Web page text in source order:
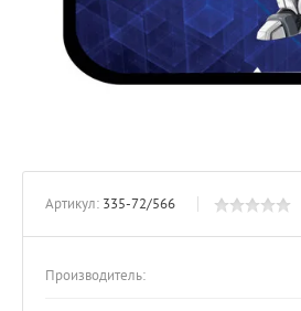
Артикул: 335-72/566
Производитель: